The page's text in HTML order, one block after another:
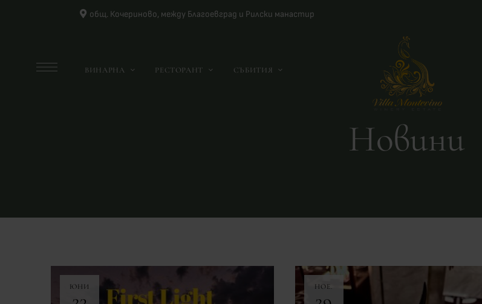
oбщ. Кочериново, между Благоевград и Рилски манастир
ВИНАРНА РЕСТОРАНТ СЪБИТИЯ
Новини
ЮНИ НОЕ.